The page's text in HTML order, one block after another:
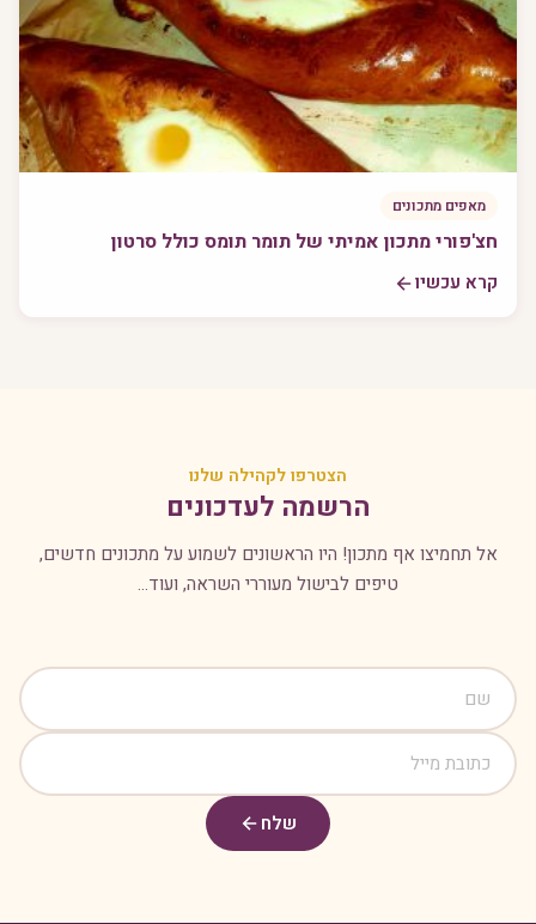
מאפים מתכונים
חצ'פורי מתכון אמיתי של תומר תומס כולל סרטון
קרא עכשיו
הצטרפו לקהילה שלנו
הרשמה לעדכונים
אל תחמיצו אף מתכון! היו הראשונים לשמוע על מתכונים חדשים,
טיפים לבישול מעוררי השראה, ועוד...
שלח